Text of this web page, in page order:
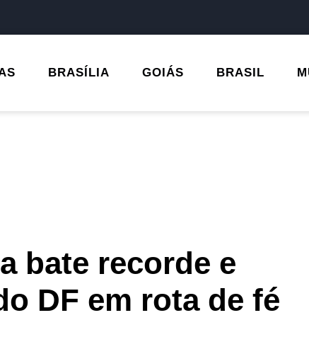
BRASÍLIA GOIÁS BRASIL
bate recorde e
DF em rota de fé